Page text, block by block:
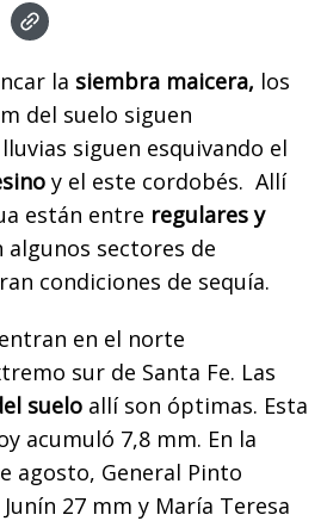
la siembra maicera, los
del suelo siguen
siguen esquivando el
y el este cordobés. Allí
están entre regulares y
algunos sectores de
condiciones de sequía.
en el norte
sur de Santa Fe. Las
suelo allí son óptimas. Esta
acumuló 7,8 mm. En la
agosto, General Pinto
27 mm y María Teresa